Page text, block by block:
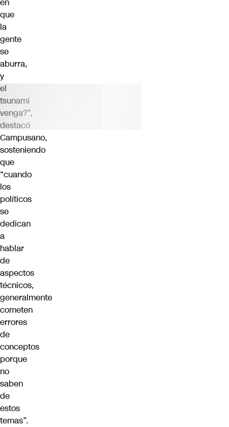
que
la
gente
se
aburra,
y
el
tsunami
venga?”,
destacó
Campusano,
sosteniendo
que
“cuando
los
políticos
se
dedican
a
hablar
de
aspectos
técnicos,
generalmente
cometen
errores
de
conceptos
porque
no
saben
de
estos
temas”.